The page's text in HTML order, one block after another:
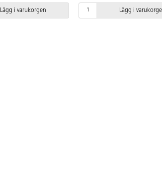
Lägg i varukorgen
kan fällas upp så att saxen
och stängs som en vanlig sax.
Lägg i